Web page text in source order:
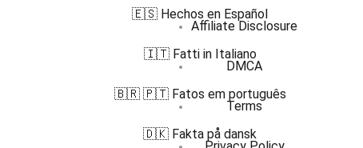
Affiliate Disclosure
DMCA
Terms
🇪🇸 Hechos en Español
🇮🇹 Fatti in Italiano
🇧🇷 🇵🇹 Fatos em português
🇩🇰 Fakta på dansk